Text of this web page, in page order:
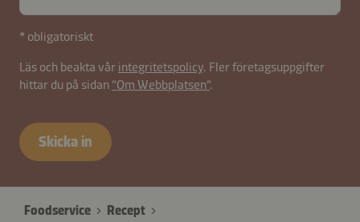
* obligatoriskt
Läs och beakta vår integritetspolicy. Fler företagsuppgifter
hittar du på sidan ”Om Webbplatsen”.
B2B-
26625-
Skicka in
Foodservice
Recept